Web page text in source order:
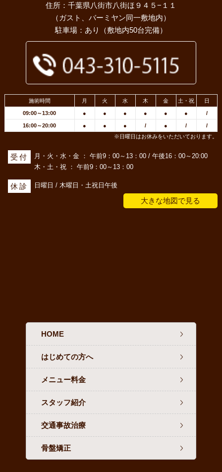
住所：千葉県八街市八街ほ９４５−１１
（ガスト、バーミヤン同一敷地内）
駐車場：あり（敷地内50台完備）
施術時間 月 火 水 木 金 土・祝 日
09:00～13:00 ● ● ● ● ● ● /
16:00～20:00 ● ● ● / ● /
/
※日曜日はお休みをいただいております。
受付
月・火・水・金 ： 午前9：00～13：00 / 午後16：00～20:00
木・土・祝 ： 午前9：00～13：00
休診 日曜日 / 木曜日・土祝日午後
大きな地図で見る
HOME
はじめての方へ
メニュー料金
スタッフ紹介
交通事故治療
骨盤矯正